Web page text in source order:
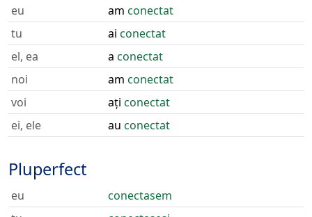
eu am conectat
tu
ai conectat
el, ea
a conectat
noi
am conectat
voi
ați conectat
ei, ele
au conectat
Pluperfect
eu
conectasem